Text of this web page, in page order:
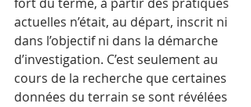
actuelles n’était, au départ, inscrit ni
dans l’objectif ni dans la démarche
d’investigation. C’est seulement au
cours de la recherche que certaines
données du terrain se sont révélées